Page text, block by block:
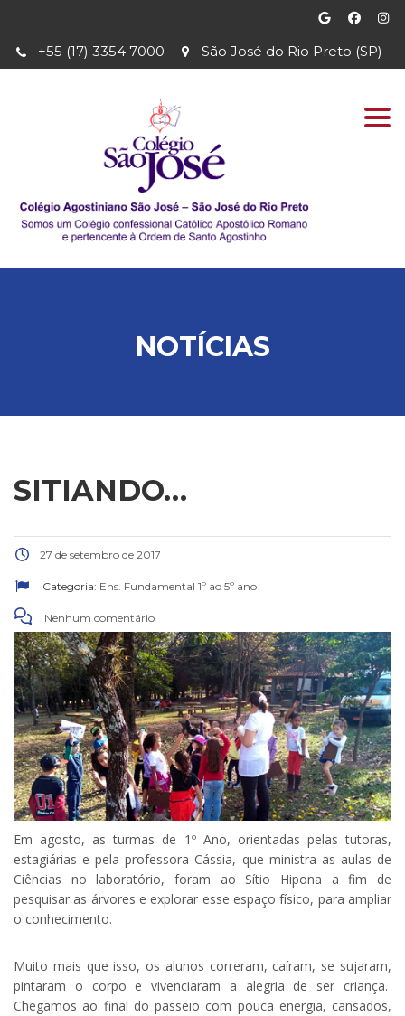
São José do Rio Preto (SP)
+55 (17) 3354 7000
NOTÍCIAS
SITIANDO…
27 de setembro de 2017
Categoria: Ens. Fundamental 1º ao 5º ano
Nenhum comentário
Em agosto, as turmas de 1º Ano, orientadas pelas tutoras,
estagiárias e pela professora Cássia, que ministra as aulas de
Ciências no laboratório, foram ao Sítio Hipona a fim de
pesquisar as árvores e explorar esse espaço físico, para ampliar
o conhecimento.
Muito mais que isso, os alunos correram, caíram, se sujaram,
pintaram o corpo e vivenciaram a alegria de ser criança.
Chegamos ao final do passeio com pouca energia, cansados,